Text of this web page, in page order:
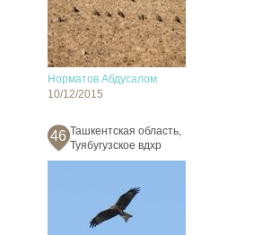
Норматов Абдусалом
10/12/2015
46 Ташкентская область,
Туябугузское вдхр